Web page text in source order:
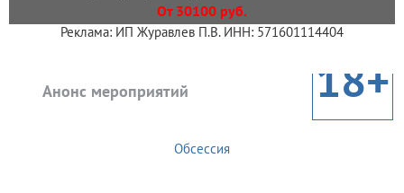
От 30100 руб.
Реклама: ИП Журавлев П.В. ИНН: 571601114404
Анонс мероприятий 18+
Обсессия